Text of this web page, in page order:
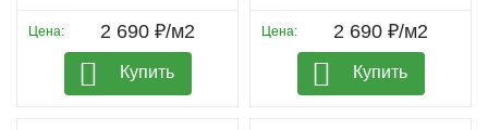
Цена: 2 690 ₽/м2
Купить
Цена: 2 690 ₽/м2
Купить